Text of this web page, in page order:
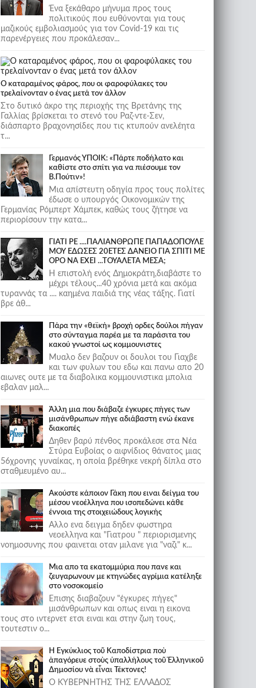
Ένα ξεκάθαρο μήνυμα προς τους
πολιτικούς που ευθύνονται για τους
μαζικούς εμβολιασμούς για τον Covid-19 και τις
παρενέργειες που προκάλεσαν...
Ο καταραμένος φάρος, που οι φαροφύλακες του
τρελαίνονταν ο ένας μετά τον άλλον
Στο δυτικό άκρο της περιοχής της Βρετάνης της
Γαλλίας βρίσκεται το στενό του Ραζ-ντε-Σεν,
διάσπαρτο βραχονησίδες που τις κτυπούν ανελέητα
τ...
Γερμανός ΥΠΟΙΚ: «Πάρτε ποδήλατο και
καθίστε στο σπίτι για να πιέσουμε τον
Β.Πούτιν»!
Μια απίστευτη οδηγία προς τους πολίτες
έδωσε ο υπουργός Οικονομικών της
Γερμανίας Ρόμπερτ Χάμπεκ, καθώς τους ζήτησε να
περιορίσουν την κατα...
ΓΙΑΤΙ ΡΕ ....ΠΑΛΙΑΝΘΡΩΠΕ ΠΑΠΑΔΟΠΟΥΛΕ
ΜΟΥ ΕΔΩΣΕΣ 20ΕΤΕΣ ΔΑΝΕΙΟ ΓΙΑ ΣΠΙΤΙ ΜΕ
ΟΡΟ ΝΑ ΕΧΕΙ ...ΤΟΥΑΛΕΤΑ ΜΕΣΑ;
Η επιστολή ενός Δημοκράτη,διαβάστε το
μέχρι τέλους...40 χρόνια μετά και ακόμα
τυραννάς τα .... καημένα παιδιά της νέας τάξης. Γιατί
βρε άθ...
Πάρα την «θεϊκή» βροχή ορδες δούλοι πήγαν
στο σύνταγμα παρέα με τα παράσιτα του
κακού γνωστοί ως κομμουνιστες
Μυαλο δεν βαζουν οι δουλοι του Γιαχβε
και των φυλων του εδω και πανω απο 20
αιωνες ουτε με τα διαβολικα κομμουνιστικα μπολια
εβαλαν μαλ...
Άλλη μια που διάβαζε έγκυρες πήγες των
μισάνθρωπων πήγε αδιάβαστη ενώ έκανε
διακοπές
Δηθεν βαρύ πένθος προκάλεσε στα Νέα
Στύρα Ευβοίας ο αιφνίδιος θάνατος μιας
56χρονης γυναίκας, η οποία βρέθηκε νεκρή δίπλα στο
σταθμευμένο αυ...
Ακούστε κάποιον Γάκη που ειναι δείγμα του
μέσου νεοέλληνα που ισοπεδώνει κάθε
έννοια της στοιχειώδους λογικής
Αλλο ενα δειγμα δηδεν φωστηρα
νεοελληνα και "Γιατρου " περιορισμενης
νοημοσυνης που φαινεται οταν μιλανε για "ναζι" κ...
Μια απο τα εκατομμύρια που πανε και
ζευγαρωνουν με κτηνώδες αγρίμια κατέληξε
στο νοσοκομείο
Επισης διαβαζουν "έγκυρες πήγες"
μισάνθρωπων και οπως ειναι η εικονα
τους στο ιντερνετ ετσι ειναι και στην ζωη τους,
τουτεστιν ο...
Ἡ Ἐγκύκλιος τοῦ Καποδίστρια ποὺ
ἀπαγόρευε στοὺς ὑπαλλήλους τοῦ Ἑλληνικοῦ
Δημοσίου νὰ εἶναι Τέκτονες!
Ο ΚΥΒΕΡΝΗΤΗΣ ΤΗΣ ΕΛΛΑΔΟΣ